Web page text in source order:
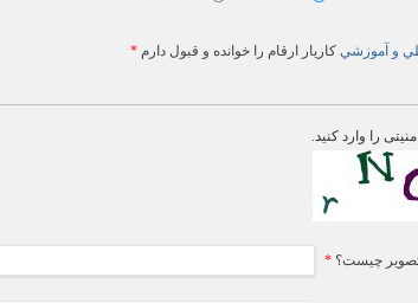
و آموزشي کاریار ارقام را خوانده و قبول دارم *
را وارد کنید.
تصویر چیست؟*